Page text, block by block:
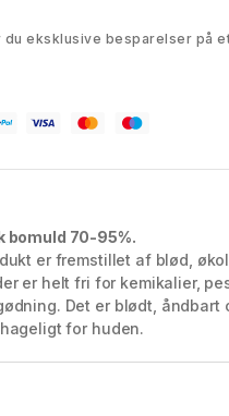
du eksklusive besparelser på
bomuld 70-95%.
er fremstillet af blød,
er helt fri for kemikalier,
Det er blødt, åndbart
for huden.